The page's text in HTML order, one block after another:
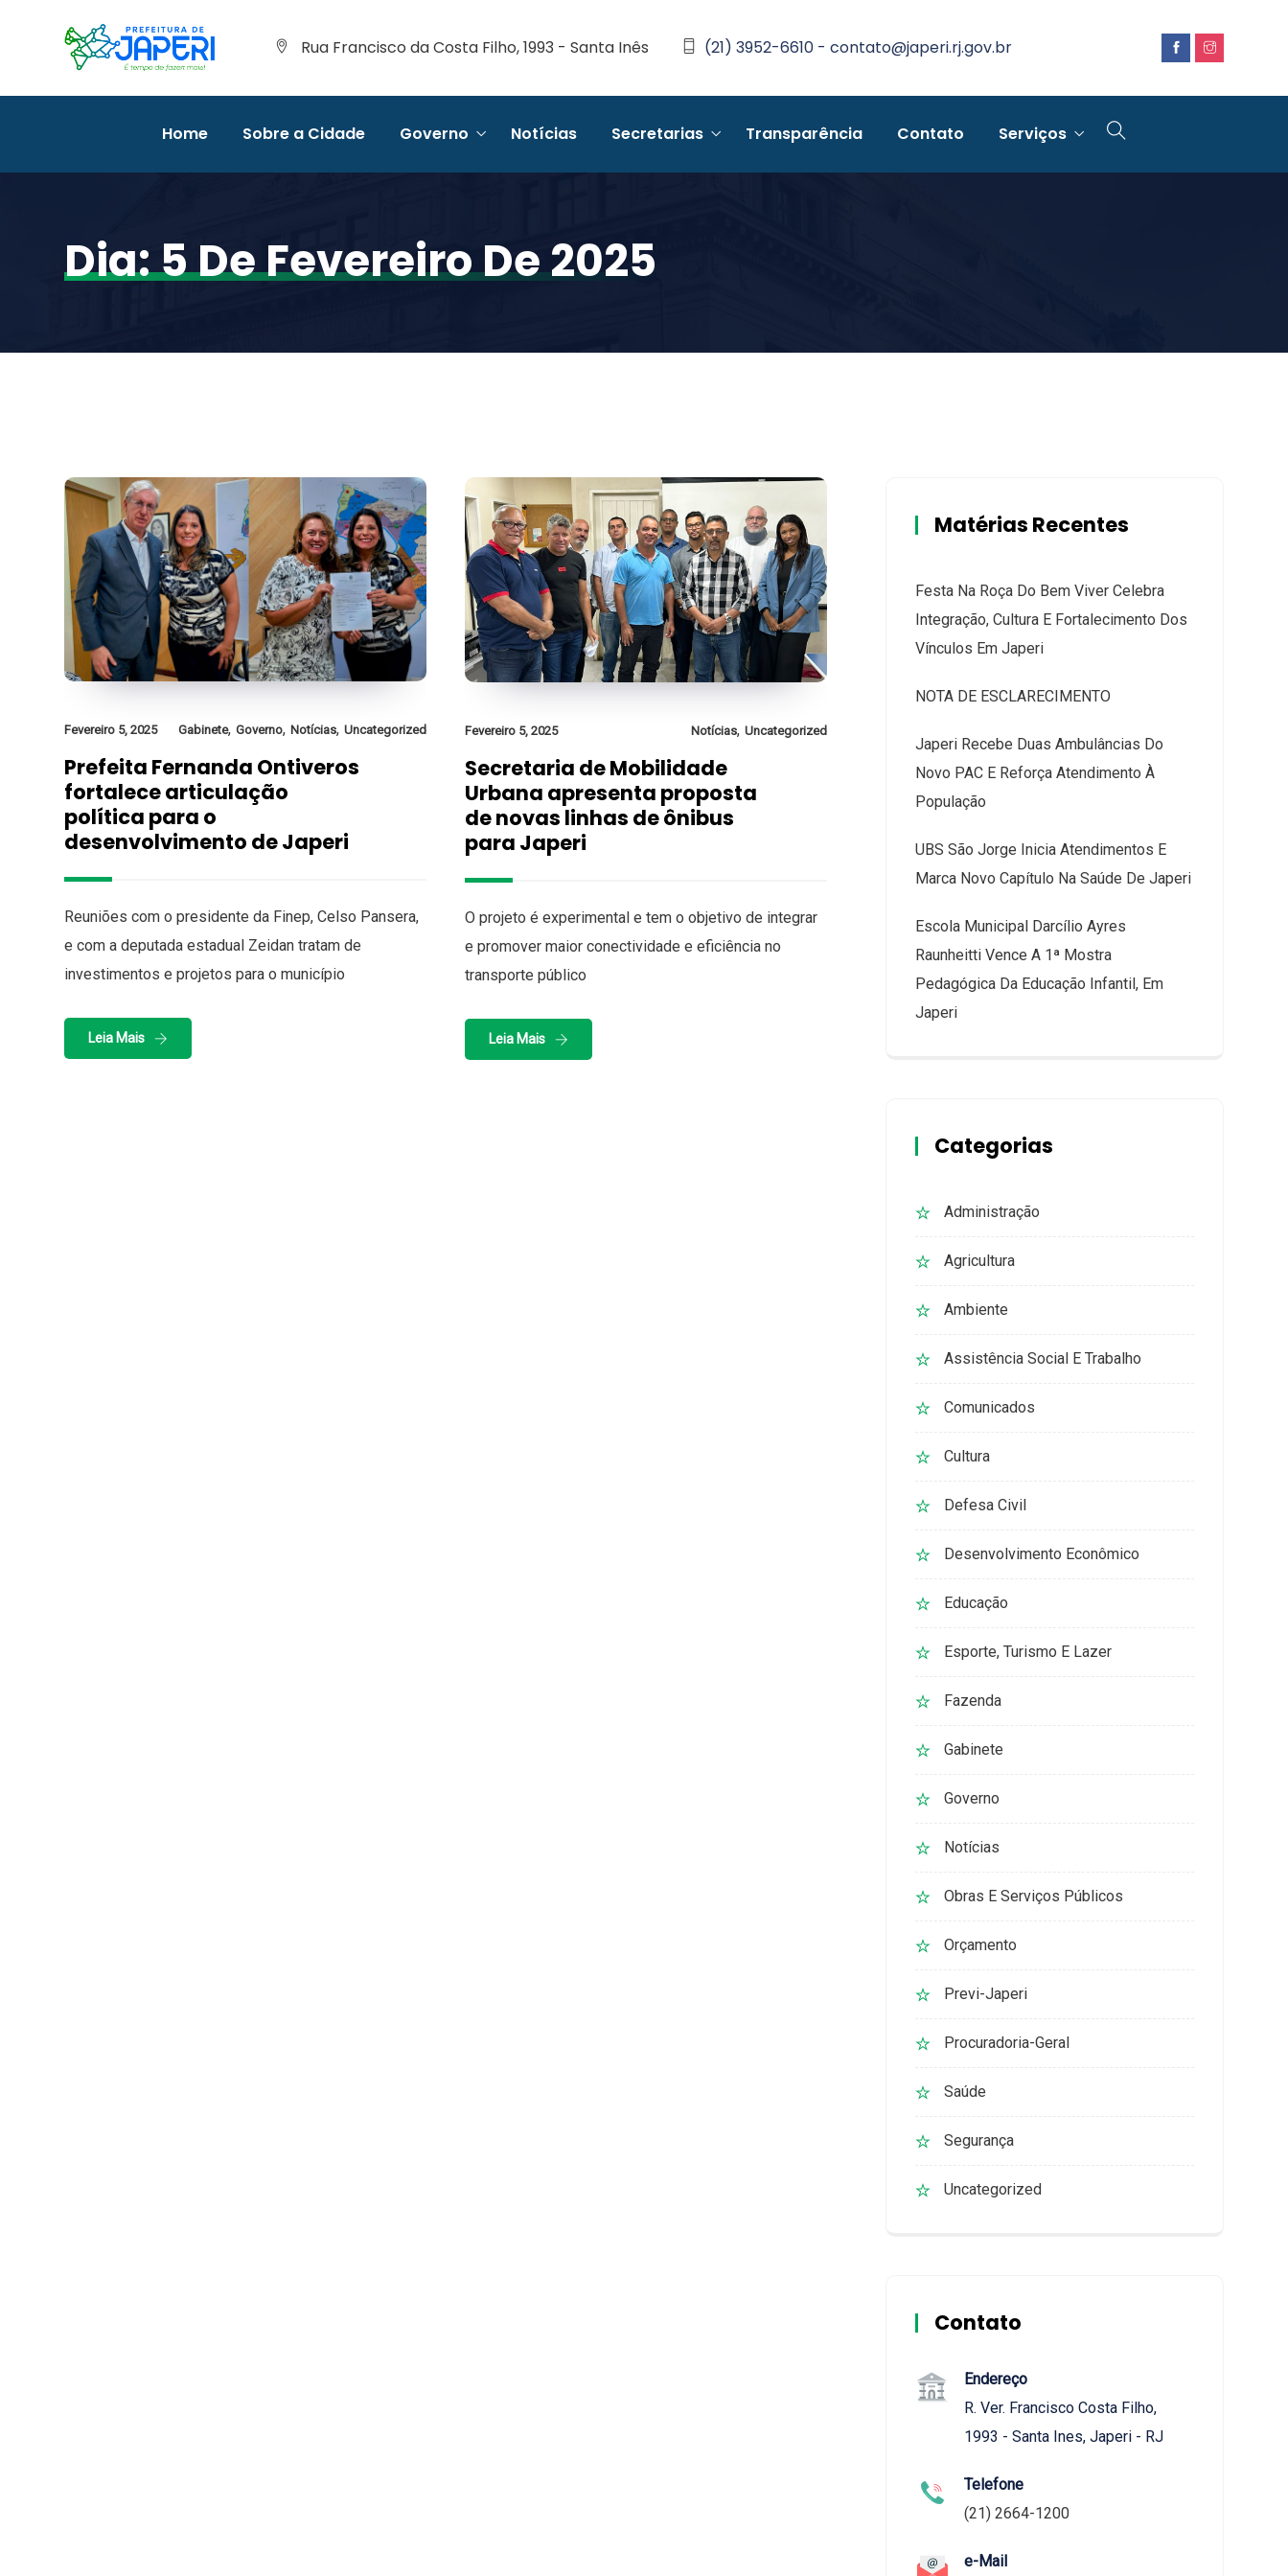
Rua Francisco da Costa Filho, 1993 - Santa Inês (21) 3952-6610 - contato@japeri.rj.gov.br
Home Sobre a Cidade Governo Notícias Secretarias Transparência Contato Serviços
Dia:5 De Fevereiro De 2025
Fevereiro 5, 2025 Gabinete, Governo, Notícias, Uncategorized
Prefeita Fernanda Ontiveros
fortalece articulação
política para o
desenvolvimento de Japeri
Reuniões com o presidente da Finep, Celso Pansera,
e com a deputada estadual Zeidan tratam de
investimentos e projetos para o município
Leia Mais
Fevereiro 5, 2025 Notícias, Uncategorized
Secretaria de Mobilidade
Urbana apresenta proposta
de novas linhas de ônibus
para Japeri
O projeto é experimental e tem o objetivo de integrar
e promover maior conectividade e eficiência no
transporte público
Leia Mais
Matérias Recentes
Festa Na Roça Do Bem Viver Celebra
Integração, Cultura E Fortalecimento Dos
Vínculos Em Japeri
NOTA DE ESCLARECIMENTO
Japeri Recebe Duas Ambulâncias Do
Novo PAC E Reforça Atendimento À
População
UBS São Jorge Inicia Atendimentos E
Marca Novo Capítulo Na Saúde De Japeri
Escola Municipal Darcílio Ayres
Raunheitti Vence A 1ª Mostra
Pedagógica Da Educação Infantil, Em
Japeri
Categorias
Administração
Agricultura
Ambiente
Assistência Social E Trabalho
Comunicados
Cultura
Defesa Civil
Desenvolvimento Econômico
Educação
Esporte, Turismo E Lazer
Fazenda
Gabinete
Governo
Notícias
Obras E Serviços Públicos
Orçamento
Previ-Japeri
Procuradoria-Geral
Saúde
Segurança
Uncategorized
Contato
Endereço
R. Ver. Francisco Costa Filho,
1993 - Santa Ines, Japeri - RJ
Telefone
(21) 2664-1200
e-Mail